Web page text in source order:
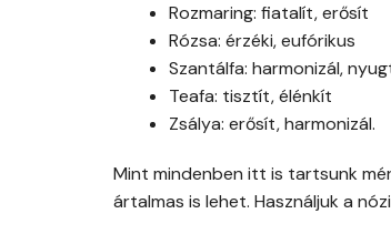
Rozmaring: fiatalít, erősít
Rózsa: érzéki, eufórikus
Szantálfa: harmonizál,
Teafa: tisztít, élénkít
Zsálya: erősít, harmonizál.
Mint mindenben itt is tartsunk
ártalmas is lehet. Használjuk a